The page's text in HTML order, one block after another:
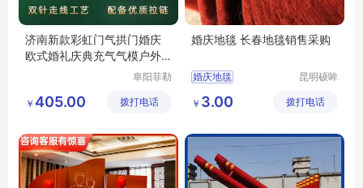
济南新款彩虹门气拱门婚庆
欧式婚礼庆典充气气模户外
阜阳菲勒
公司
￥ 405.00 拨打电话
婚庆地毯 长春地毯销售采购
婚庆地毯
昆明硕眸
限公司
￥ 3.00 拨打电话